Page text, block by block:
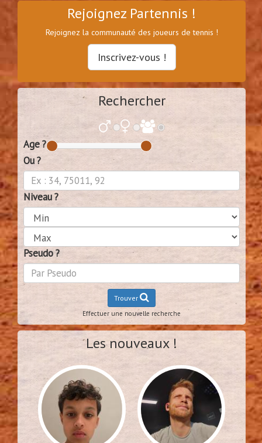
Rejoignez Partennis !
Rejoignez la communauté des joueurs de tennis !
Inscrivez-vous !
Rechercher
Age ?
Ou ?
Niveau ?
Pseudo ?
Trouver
Effectuer une nouvelle recherche
Les nouveaux !